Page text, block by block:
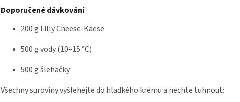
Doporučené dávkování
200 g Lilly Cheese-Kaese
500 g vody (10–15 °C)
500 g šlehačky
Všechny suroviny vyšlehejte do hladkého krému a nechte tuhnout: